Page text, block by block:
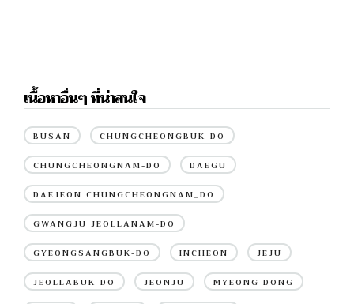
เนื้อหาอื่นๆ ที่น่าสนใจ
BUSAN CHUNGCHEONGBUK-DO
CHUNGCHEONGNAM-DO DAEGU
DAEJEON CHUNGCHEONGNAM_DO
GWANGJU JEOLLANAM-DO
GYEONGSANGBUK-DO INCHEON JEJU
JEOLLABUK-DO JEONJU MYEONG DONG